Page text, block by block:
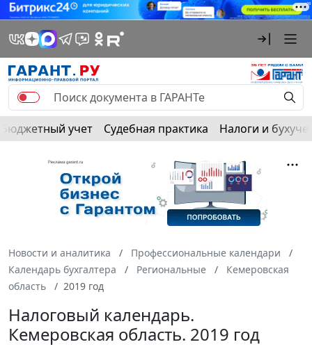
Бюджетный учет Судебная практика Налоги и
Новости и аналитика
Профессиональные календари
Календарь бухгалтера
Региональные
Кемеровская
область
2019 год
Налоговый календарь.
Кемеровская область. 2019 год